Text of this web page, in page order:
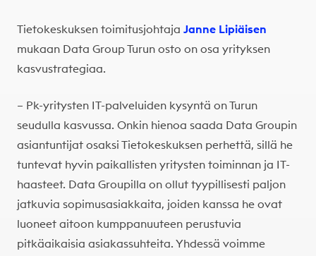
Tietokeskuksen toimitusjohtaja Janne Lipiäisen
mukaan Data Group Turun osto on osa yrityksen
kasvustrategiaa.
– Pk-yritysten IT-palveluiden kysyntä on Turun
seudulla kasvussa. Onkin hienoa saada Data Groupin
asiantuntijat osaksi Tietokeskuksen perhettä, sillä he
tuntevat hyvin paikallisten yritysten toiminnan ja IT-
haasteet. Data Groupilla on ollut tyypillisesti paljon
jatkuvia sopimusasiakkaita, joiden kanssa he ovat
luoneet aitoon kumppanuuteen perustuvia
pitkäaikaisia asiakassuhteita. Yhdessä voimme